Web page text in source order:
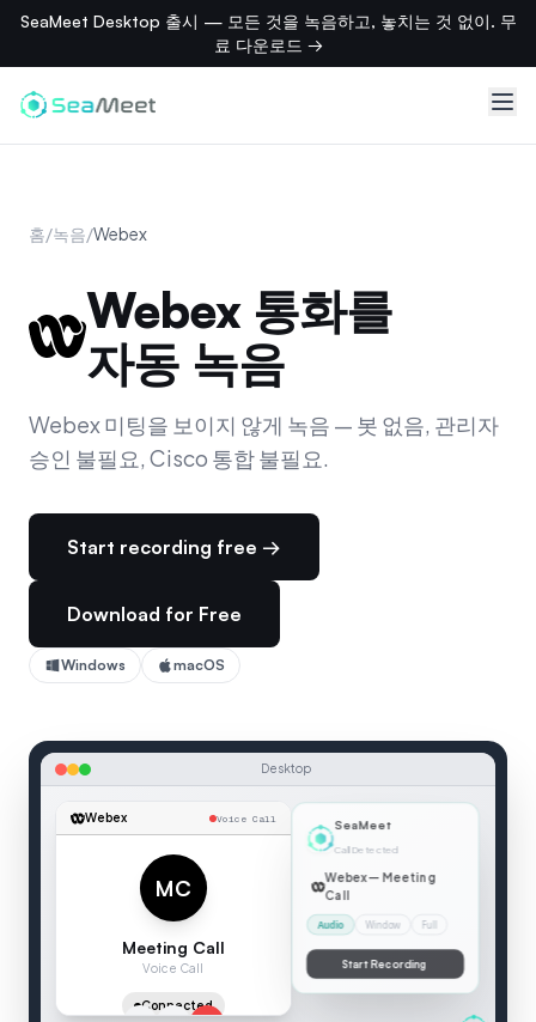
SeaMeet Desktop 출시 — 모든 것을 녹음하고, 놓치는 것 없이. 무
료 다운로드 →
홈/녹음/Webex
Webex 통화를
자동 녹음
Webex 미팅을 보이지 않게 녹음 — 봇 없음, 관리자
승인 불필요, Cisco 통합 불필요.
Start recording free →
Download for Free
Windows macOS
Desktop
Webex Voice Call
MC
Meeting Call
Voice Call
Connected
00:04
SEAMEET — LIVE TRANSCRIPTION
2 speakers 00:04